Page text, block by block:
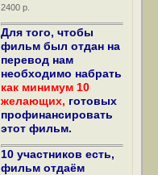
2400 р.
Для того, чтобы
фильм был отдан на
перевод нам
необходимо набрать
как минимум 10
желающих, готовых
профинансировать
этот фильм.
10 участников есть,
фильм отдаём